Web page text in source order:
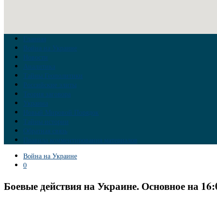
Главная
Война на Украине
Новости
Аналитика
Тайны Геополитики
Российские элиты
Теория заговора
Украина
Новый Мировой Порядок
Тайны истории
Обратная связь
Правила комментирования материалов
Война на Украине
0
Боевые действия на Украине. Основное на